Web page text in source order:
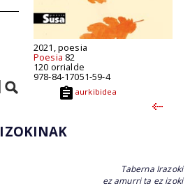
2021, poesia
Poesia 82
120 orrialde
978-84-17051-59-4
aurkibidea
IZOKINAK
Taberna Irazoki
ez amurri ta ez izoki